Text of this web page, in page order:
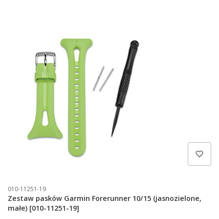
010-11251-19
Zestaw pasków Garmin Forerunner 10/15 (jasnozielone,
małe) [010-11251-19]